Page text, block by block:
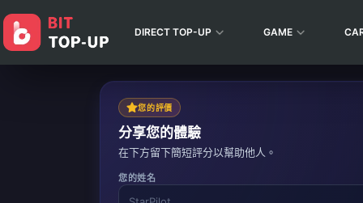
DIRECT TOP-UP GAME
您的評價
分享您的體驗
在下方留下簡短評分以幫助他人。
您的姓名